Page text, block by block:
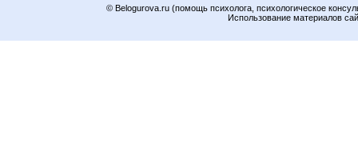
© Belogurova.ru (помощь психолога, психологическое
Использование материалов